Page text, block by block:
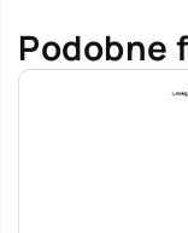
Podobne